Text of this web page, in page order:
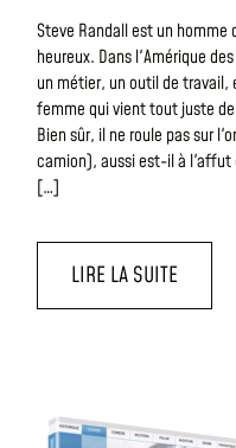
Steve Randall est un homme
heureux. Dans l'Amérique
un métier, un outil de travail,
femme qui vient tout juste
Bien sûr, il ne roule pas sur
camion), aussi est-il à l'affut
[…]
LIRE LA SUITE